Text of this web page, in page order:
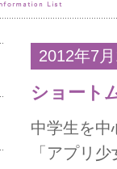
2012年7
ショート
中学生を中
「アプリ